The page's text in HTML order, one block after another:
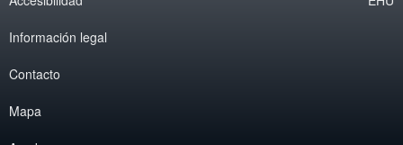
Información legal
Contacto
Mapa